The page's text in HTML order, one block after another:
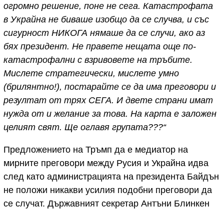
огромно решение, поне не сега. Катастрофата
в Украйна не биваше изобщо да се случва, и със
сигурност НИКОГА нямаше да се случи, ако аз
бях президент. Не правете нещата още по-
катастрофални с взривовете на тръбите.
Мислете стратегически, мислете умно
(брилянтно!), постарайте се да има преговори и
резултат от трях СЕГА. И двете страни имат
нужда от и желание за това. На карта е заложен
целият свят. Ще оглавя групата???“
Предложението на Тръмп да е медиатор на
мирните преговори между Русия и Украйна идва
след като администрацията на президента Байдън
не положи никакви усилия подобни преговори да
се случат. Държавният секретар Антъни Блинкен